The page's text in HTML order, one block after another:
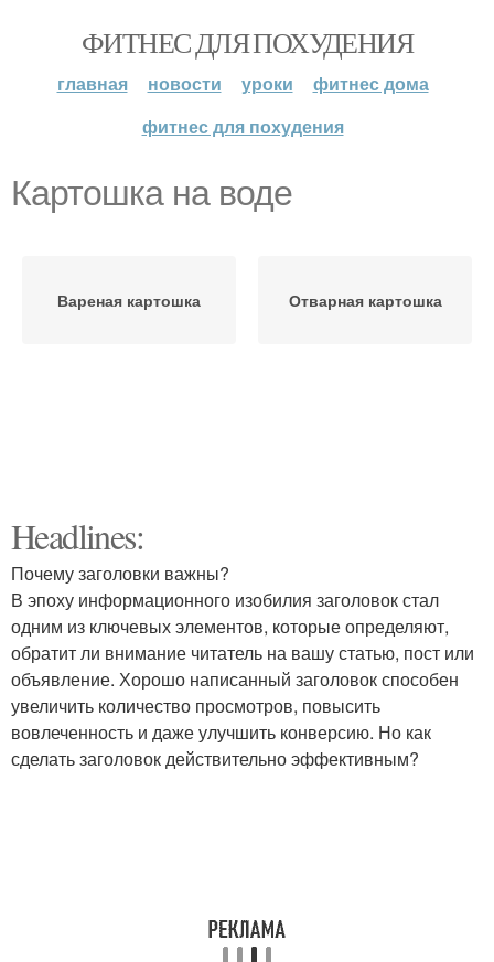
ФИТНЕС ДЛЯ ПОХУДЕНИЯ
главная новости уроки
фитнес дома
фитнес для похудения
Картошка на воде
Вареная картошка Отварная картошка
Headlines:
Почему заголовки важны?
В эпоху информационного изобилия заголовок стал
одним из ключевых элементов, которые определяют,
обратит ли внимание читатель на вашу статью, пост или
объявление. Хорошо написанный заголовок способен
увеличить количество просмотров, повысить
вовлеченность и даже улучшить конверсию. Но как
сделать заголовок действительно эффективным?